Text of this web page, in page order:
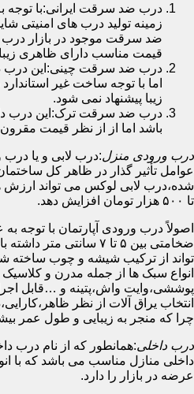
درب ضد سرقت ایرانی:با توجه
زمینه تولید درب های امنیتی
ضد سرقت موجود در بازار درب
قیمت مناسب دارای ظاهری
درب ضد سرقت چینی:این درب
اما با توجه ساخت غیر
زیبا پیشنهاد نمی شود.
درب ضد سرقت ترک:این درب
باشد اما از از نظر قیمت
درب ورودی منزل:درب لابی و یا
عوامل تأثیر گذار در ظاهر کل
تا ۵۰۰ هزار تومان افزایش دهد.
اصولاً درب ورودی آپارتمان با توجه
ضخامتی بین ۵ تا ۷ سانتی
تواند از ترکیب شیشه و چوب ساخته
انواع سبک ها از جمله مدرن و کلاسیک
پوششی،وایت واش،پتینه و …قابل
انتخاب یراق آلات از نظر
چرا که منجر به زیبایی و طول عمر
درب داخلی:همانطور که از نام
داخلی منازل مناسب می باشد که با
عرضه در بازار را دارد.